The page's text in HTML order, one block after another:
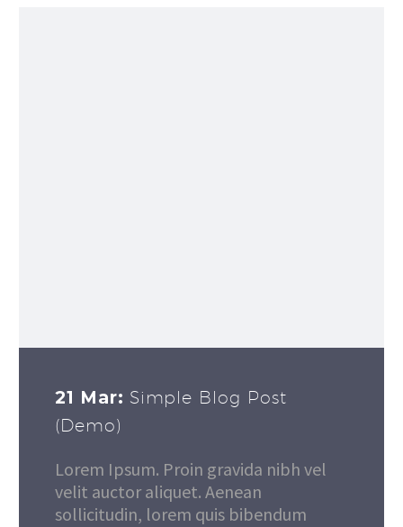
21 Mar: Simple Blog Post
(Demo)
Lorem Ipsum. Proin gravida nibh vel
velit auctor aliquet. Aenean
sollicitudin, lorem quis bibendum